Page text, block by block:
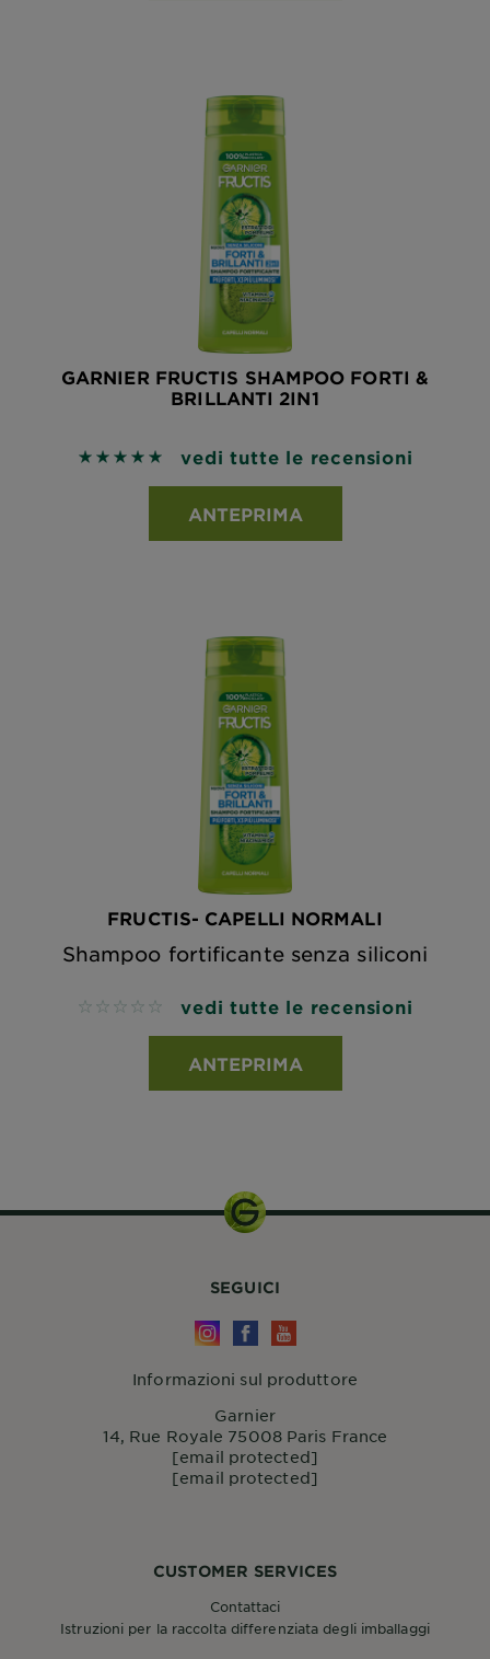
GARNIER FRUCTIS SHAMPOO FORTI &
BRILLANTI 2IN1
5 out of 5 stars based on reviews
vedi tutte le recensioni
ANTEPRIMA
FRUCTIS- CAPELLI NORMALI
Shampoo fortificante senza siliconi
No reviews vedi tutte le recensioni
ANTEPRIMA
CUSTOMER SERVICES
Contattaci
Istruzioni per la raccolta differenziata degli imballaggi
SEGUICI
Informazioni sul produttore
Garnier
14, Rue Royale 75008 Paris France
[email protected]
[email protected]